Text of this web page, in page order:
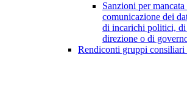
Sanzioni per
comunicazione dei
di incarichi politici, di
direzione o di
Rendiconti gruppi